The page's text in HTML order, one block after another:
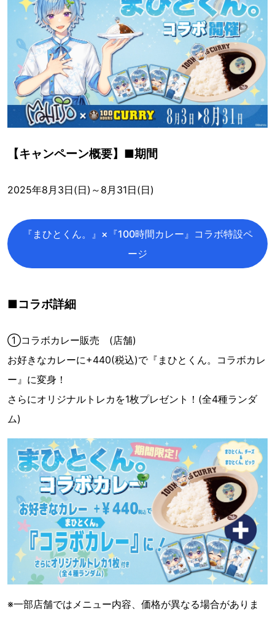
【キャンペーン概要】■期間
2025年8月3日(日)～8月31日(日)
『まひとくん。』×『100時間カレー』コラボ特設ペ
ージ
■コラボ詳細
①コラボカレー販売 (店舗)
お好きなカレーに+440(税込)で『まひとくん。コラボカレ
ー』に変身！
さらにオリジナルトレカを1枚プレゼント！(全4種ランダ
ム)
※一部店舗ではメニュー内容、価格が異なる場合がありま